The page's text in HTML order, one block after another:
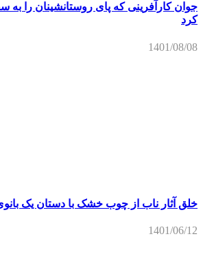
جوان کارآفرینی که پای روستانشینان را به
کرد
1401/08/08
خلق آثار ناب از چوب خشک با دستان یک
1401/06/12